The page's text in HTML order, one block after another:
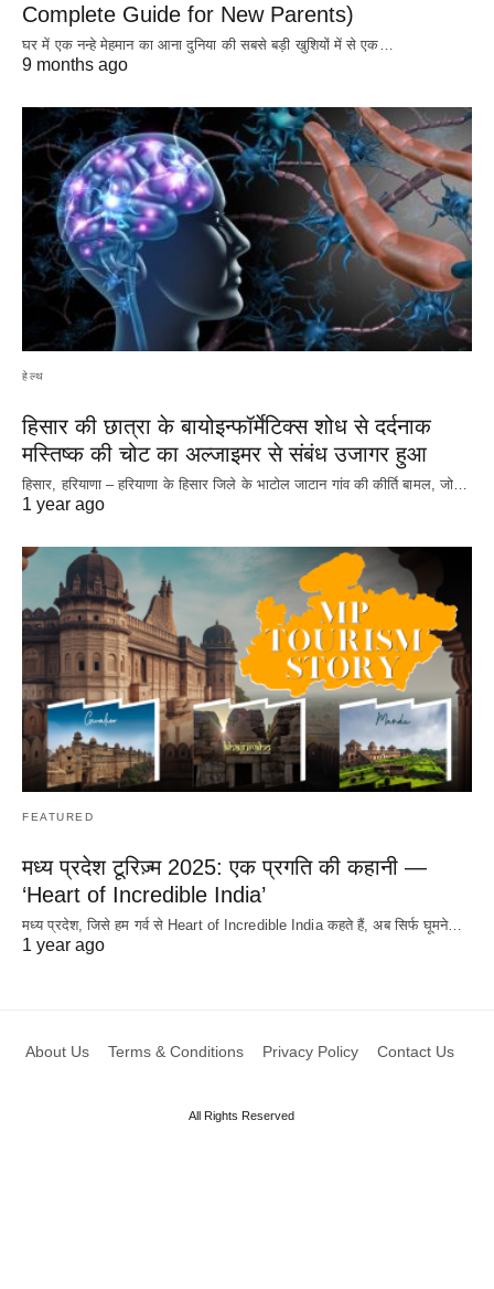
Complete Guide for New Parents)
घर में एक नन्हे मेहमान का आना दुनिया की सबसे बड़ी खुशियों में से एक…
9 months ago
हेल्थ
हिसार की छात्रा के बायोइन्फॉर्मेटिक्स शोध से दर्दनाक
मस्तिष्क की चोट का अल्जाइमर से संबंध उजागर हुआ
हिसार, हरियाणा – हरियाणा के हिसार जिले के भाटोल जाटान गांव की कीर्ति बामल, जो…
1 year ago
FEATURED
मध्य प्रदेश टूरिज़्म 2025: एक प्रगति की कहानी —
‘Heart of Incredible India’
मध्य प्रदेश, जिसे हम गर्व से Heart of Incredible India कहते हैं, अब सिर्फ घूमने…
1 year ago
About Us Terms & Conditions Privacy Policy Contact Us
All Rights Reserved